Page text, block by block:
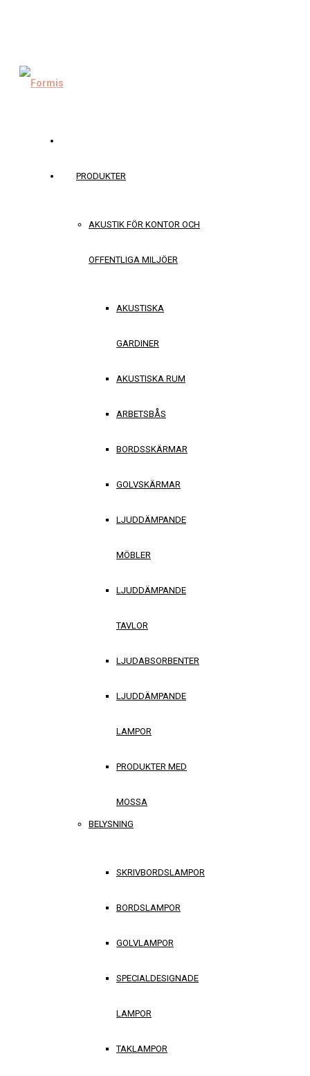
PRODUKTER
AKUSTIK FÖR KONTOR OCH
OFFENTLIGA MILJÖER
AKUSTISKA
GARDINER
AKUSTISKA RUM
ARBETSBÅS
BORDSSKÄRMAR
GOLVSKÄRMAR
LJUDDÄMPANDE
MÖBLER
LJUDDÄMPANDE
TAVLOR
LJUDABSORBENTER
LJUDDÄMPANDE
LAMPOR
PRODUKTER MED
MOSSA
BELYSNING
SKRIVBORDSLAMPOR
BORDSLAMPOR
GOLVLAMPOR
SPECIALDESIGNADE
LAMPOR
TAKLAMPOR